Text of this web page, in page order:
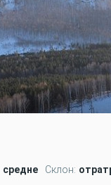
средне Склон: